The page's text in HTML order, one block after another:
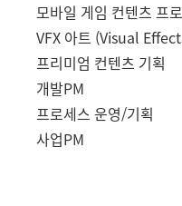
모바일 게임 컨텐츠 프
VFX 아트 (Visual
프리미엄 컨텐츠 기획
개발PM
프로세스 운영/기획
사업PM